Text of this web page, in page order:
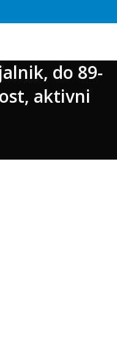
do 89-
aktivni